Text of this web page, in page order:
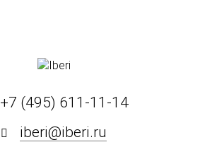
+7 (495) 611-11-14
iberi@iberi.ru